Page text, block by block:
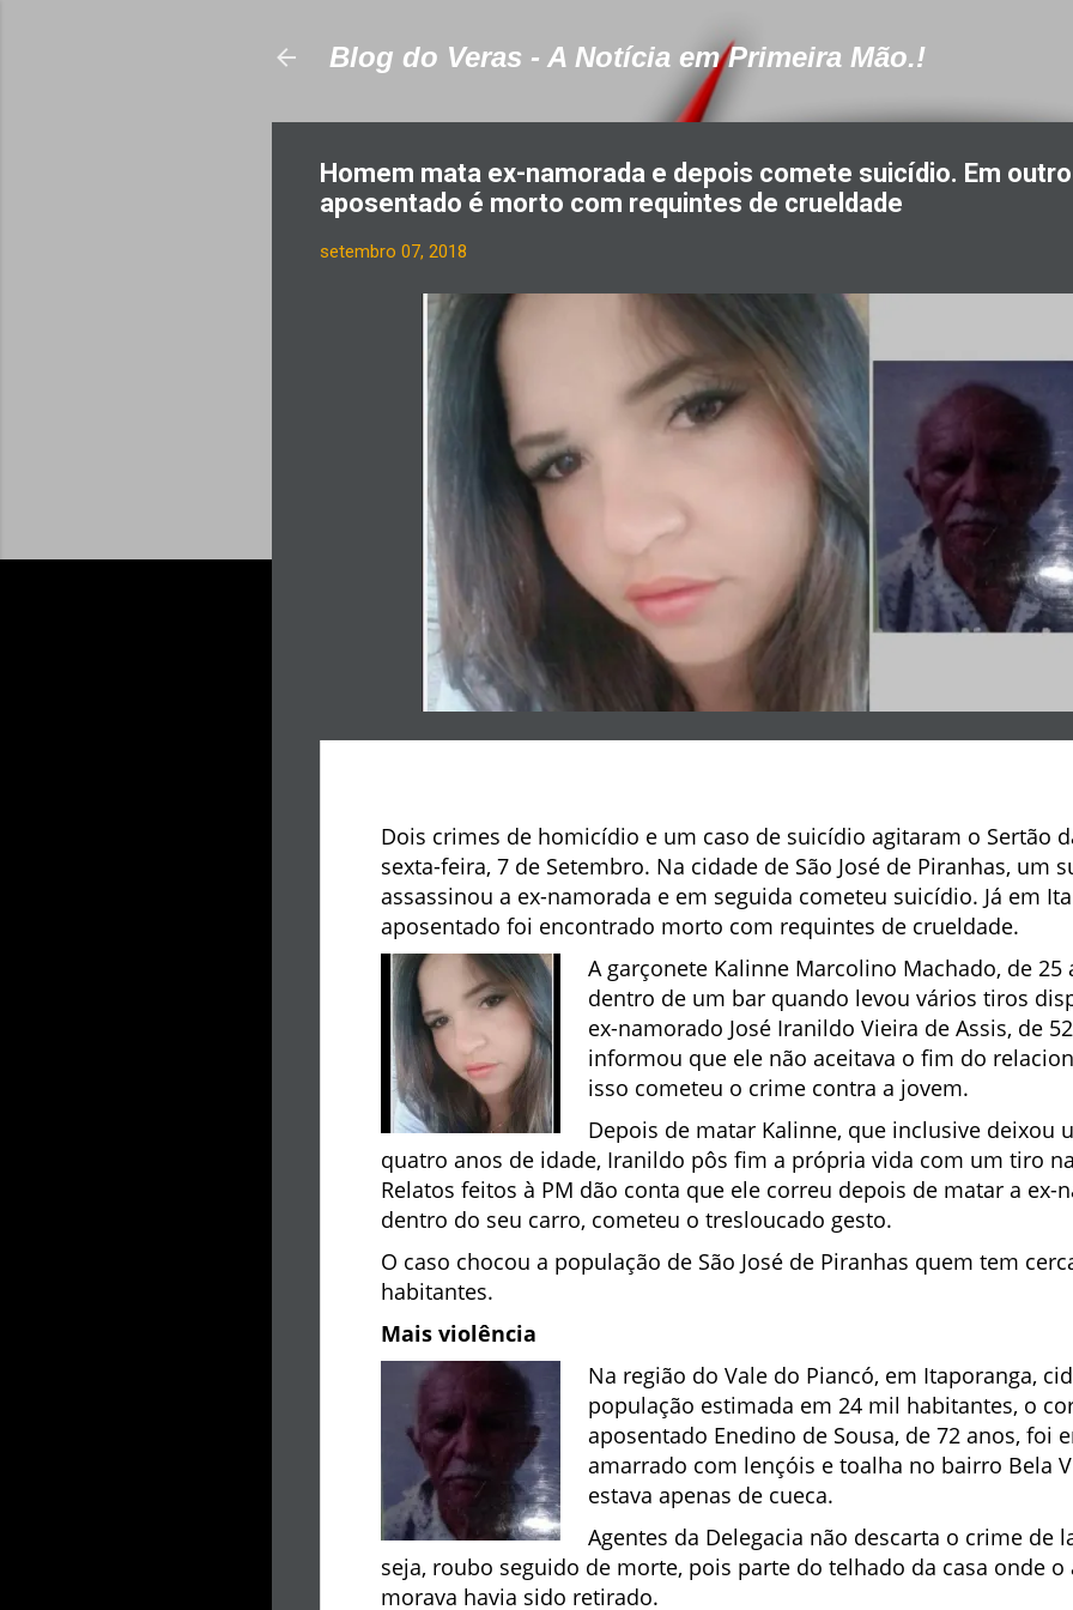
Blog do Veras - A Notícia em Primeira Mão.!
Homem mata ex-namorada e depois comete suicídio. Em
aposentado é morto com requintes de crueldade
setembro 07, 2018
Dois crimes de homicídio e um caso de suicídio agitaram o Sertão
sexta-feira, 7 de Setembro. Na cidade de São José de Piranhas, um
assassinou a ex-namorada e em seguida cometeu suicídio. Já em
aposentado foi encontrado morto com requintes de crueldade.
A garçonete Kalinne Marcolino Machado, de 25
dentro de um bar quando levou vários tiros
ex-namorado José Iranildo Vieira de Assis, de
informou que ele não aceitava o fim do
isso cometeu o crime contra a jovem.
Depois de matar Kalinne, que inclusive deixou
quatro anos de idade, Iranildo pôs fim a própria vida com um tiro
Relatos feitos à PM dão conta que ele correu depois de matar a ex-
dentro do seu carro, cometeu o tresloucado gesto.
O caso chocou a população de São José de Piranhas quem tem
habitantes.
Mais violência
Na região do Vale do Piancó, em Itaporanga,
população estimada em 24 mil habitantes, o
aposentado Enedino de Sousa, de 72 anos, foi
amarrado com lençóis e toalha no bairro Bela
estava apenas de cueca.
Agentes da Delegacia não descarta o crime de
seja, roubo seguido de morte, pois parte do telhado da casa onde o
morava havia sido retirado.